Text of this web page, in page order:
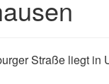
Straße liegt in